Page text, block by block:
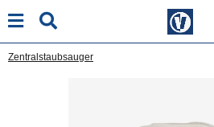
Zentralstaubsauger